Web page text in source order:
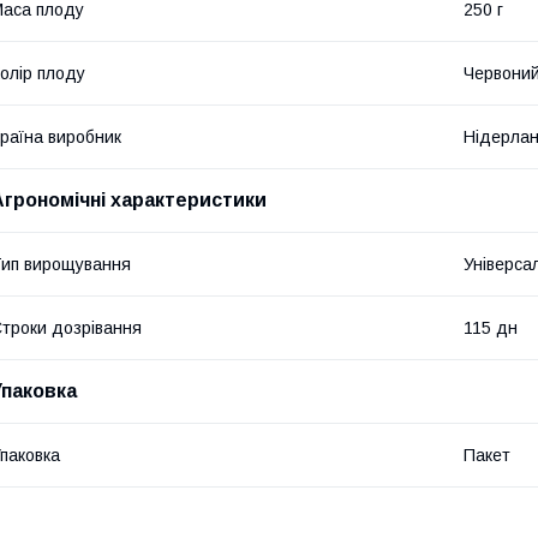
плоду 250 г
плоду
виробник
характеристики
вирощування
дозрівання 115 дн
Пакет